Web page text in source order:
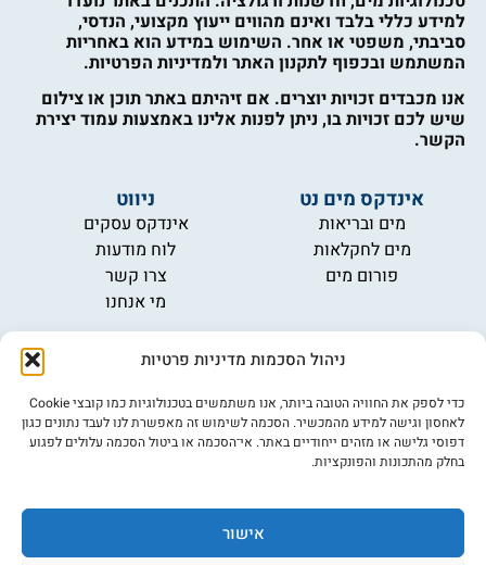
ניהול הסכמות מדיניות פרטיות
כדי לספק את החוויה הטובה ביותר, אנו משתמשים בטכנולוגיות כמו קובצי Cookie
לאחסון וגישה למידע מהמכשיר. הסכמה לשימוש זה מאפשרת לנו לעבד נתונים כגון
דפוסי גלישה או מזהים ייחודיים באתר. אי־הסכמה או ביטול הסכמה עלולים לפגוע
בחלק מהתכונות והפונקציות.
אישור
למידע כללי בלבד ואינם מהווים ייעוץ מקצועי, הנדסי,
סביבתי, משפטי או אחר. השימוש במידע הוא באחריות
המשתמש ובכפוף לתקנון האתר ולמדיניות הפרטיות.
אנו מכבדים זכויות יוצרים. אם זיהיתם באתר תוכן או צילום
שיש לכם זכויות בו, ניתן לפנות אלינו באמצעות עמוד יצירת
הקשר.
אינדקס מים נט
מים ובריאות
מים לחקלאות
פורום מים
ניווט
אינדקס עסקים
לוח מודעות
צרו קשר
מי אנחנו
מידע
תקנון
הרשמה לניוזלטר
פרסמו אצלנו
הצהרת נגישות
©כל הזכויות שמורות למים נט (נוסד בשנת 2007) אתר: דיביין